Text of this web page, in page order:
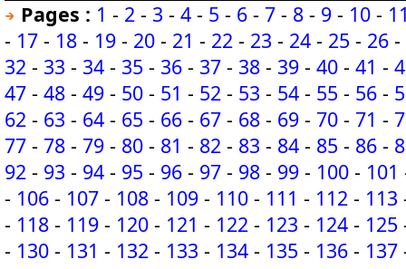
Pages : 1 - 2 - 3 - 4 - 5 - 6 - 7 - 8 - 9 - 10 -
- 17 - 18 - 19 - 20 - 21 - 22 - 23 - 24 - 25 - 26 -
32 - 33 - 34 - 35 - 36 - 37 - 38 - 39 - 40 - 41 -
47 - 48 - 49 - 50 - 51 - 52 - 53 - 54 - 55 - 56 -
62 - 63 - 64 - 65 - 66 - 67 - 68 - 69 - 70 - 71 -
77 - 78 - 79 - 80 - 81 - 82 - 83 - 84 - 85 - 86 -
92 - 93 - 94 - 95 - 96 - 97 - 98 - 99 - 100 - 101
- 106 - 107 - 108 - 109 - 110 - 111 - 112 - 113
- 118 - 119 - 120 - 121 - 122 - 123 - 124 - 125
- 130 - 131 - 132 - 133 - 134 - 135 - 136 - 137